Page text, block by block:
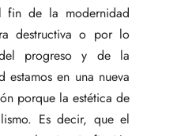
fin de la modernidad
destructiva o por lo
progreso y de la
en una nueva
porque la estética de
Es decir, que el